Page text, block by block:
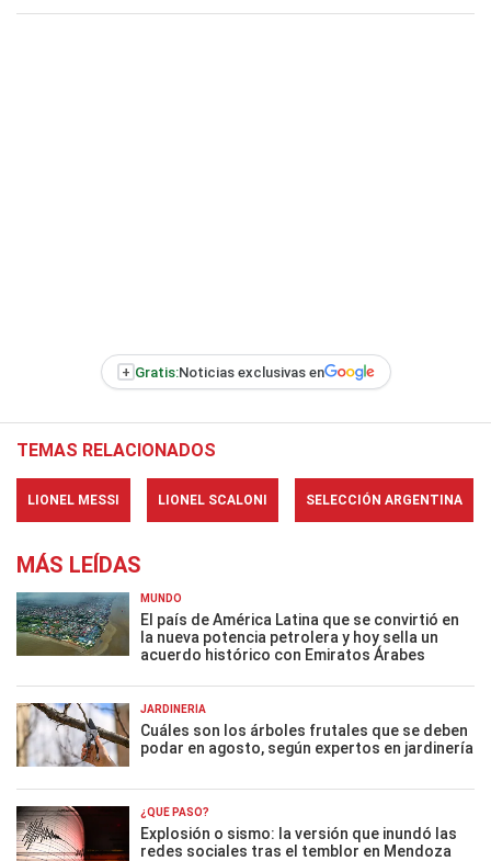
+ Gratis:Noticias exclusivas en
TEMAS RELACIONADOS
LIONEL MESSI LIONEL SCALONI SELECCIÓN ARGENTINA
MÁS LEÍDAS
MUNDO
El país de América Latina que se convirtió en
la nueva potencia petrolera y hoy sella un
acuerdo histórico con Emiratos Árabes
JARDINERÍA
Cuáles son los árboles frutales que se deben
podar en agosto, según expertos en jardinería
¿QUÉ PASÓ?
Explosión o sismo: la versión que inundó las
redes sociales tras el temblor en Mendoza